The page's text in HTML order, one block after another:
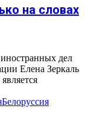
на словах
иностранных дел
Елена Зеркаль
Белоруссия